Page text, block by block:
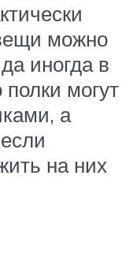
можно
иногда в
могут
а
на них